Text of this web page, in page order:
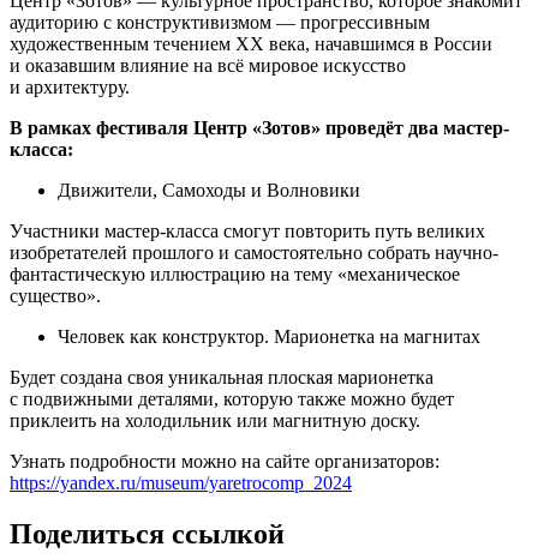
аудиторию с конструктивизмом — прогрессивным
художественным течением ХХ века, начавшимся в России
и оказавшим влияние на всё мировое искусство
и архитектуру.
В рамках фестиваля Центр «Зотов» проведёт два мастер-
класса:
Движители, Самоходы и Волновики
Участники мастер-класса смогут повторить путь великих
изобретателей прошлого и самостоятельно собрать научно-
фантастическую иллюстрацию на тему «механическое
существо».
Человек как конструктор. Марионетка на магнитах
Будет создана своя уникальная плоская марионетка
с подвижными деталями, которую также можно будет
приклеить на холодильник или магнитную доску.
Узнать подробности можно на сайте организаторов:
https://yandex.ru/museum/yaretrocomp_2024
Поделиться ссылкой